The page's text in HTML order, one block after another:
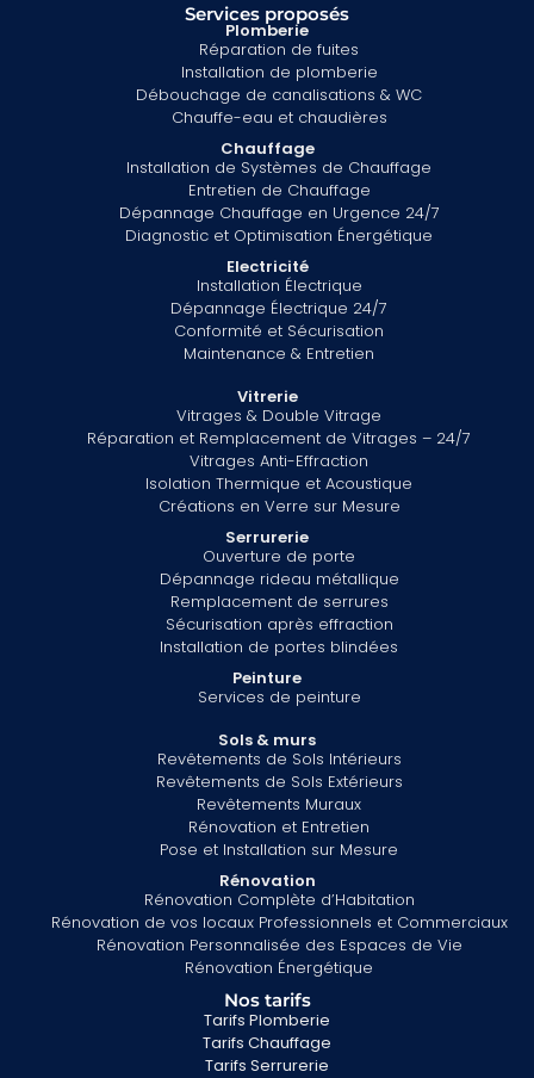
Services proposés
Plomberie
Réparation de fuites
Installation de plomberie
Débouchage de canalisations & WC
Chauffe-eau et chaudières
Chauffage
Installation de Systèmes de Chauffage
Entretien de Chauffage
Dépannage Chauffage en Urgence 24/7
Diagnostic et Optimisation Énergétique
Electricité
Installation Électrique
Dépannage Électrique 24/7
Conformité et Sécurisation
Maintenance & Entretien
Vitrerie
Vitrages & Double Vitrage
Réparation et Remplacement de Vitrages – 24/7
Vitrages Anti-Effraction
Isolation Thermique et Acoustique
Créations en Verre sur Mesure
Serrurerie
Ouverture de porte
Dépannage rideau métallique
Remplacement de serrures
Sécurisation après effraction
Installation de portes blindées
Peinture
Services de peinture
Sols & murs
Revêtements de Sols Intérieurs
Revêtements de Sols Extérieurs
Revêtements Muraux
Rénovation et Entretien
Pose et Installation sur Mesure
Rénovation
Rénovation Complète d’Habitation
Rénovation de vos locaux Professionnels et Commerciaux
Rénovation Personnalisée des Espaces de Vie
Rénovation Énergétique
Nos tarifs
Tarifs Plomberie
Tarifs Chauffage
Tarifs Serrurerie